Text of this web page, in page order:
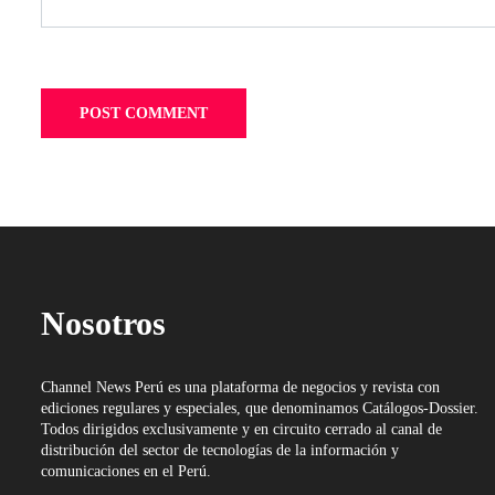
Nosotros
Channel News Perú es una plataforma de negocios y revista con
ediciones regulares y especiales, que denominamos Catálogos-Dossier.
Todos dirigidos exclusivamente y en circuito cerrado al canal de
distribución del sector de tecnologías de la información y
comunicaciones en el Perú.